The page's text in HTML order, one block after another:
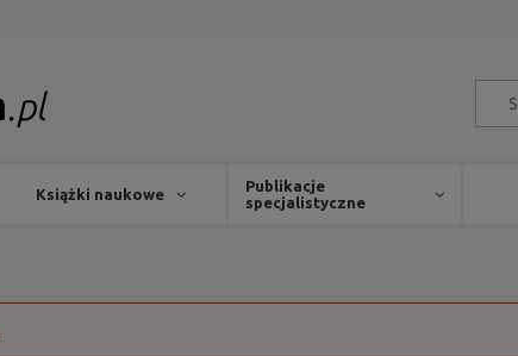
Książki naukowe
Publikacje
specjalistyczne